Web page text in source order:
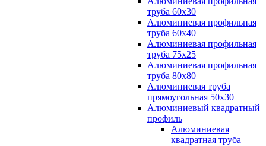
труба 60х30
Алюминиевая профильная
труба 60х40
Алюминиевая профильная
труба 75х25
Алюминиевая профильная
труба 80х80
Алюминиевая труба
прямоугольная 50х30
Алюминиевый квадратный
профиль
Алюминиевая
квадратная труба